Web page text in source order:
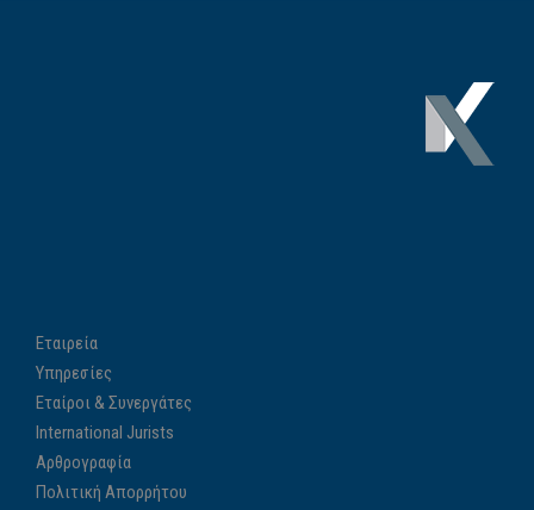
Εταιρεία
Υπηρεσίες
Εταίροι & Συνεργάτες
International Jurists
Αρθρογραφία
Πολιτική Απορρήτου